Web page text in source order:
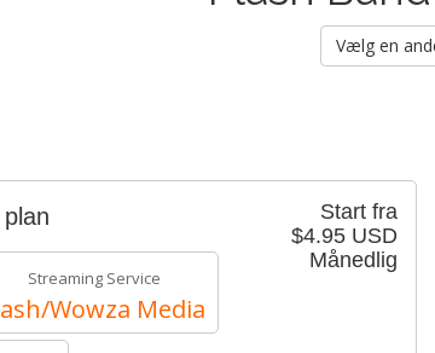
Vælg en
Start fra
$4.95 USD
Månedlig
Streaming Service
Wowza Media